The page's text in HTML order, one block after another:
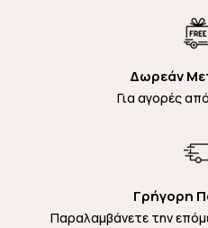
Δωρεάν
Για αγορές
Γρήγορη
Παραλαμβάνετε την